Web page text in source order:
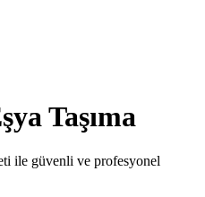
Taşıma
ile güvenli ve profesyonel